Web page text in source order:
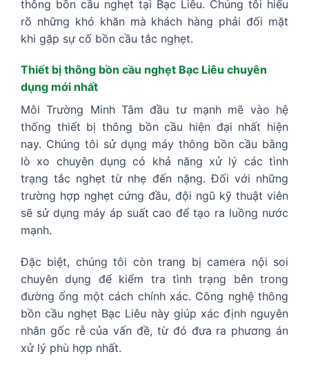
thông bồn cầu nghẹt tại Bạc Liêu. Chúng tôi hiểu
rõ những khó khăn mà khách hàng phải đối mặt
khi gặp sự cố bồn cầu tắc nghẹt.
Thiết bị thông bồn cầu nghẹt Bạc Liêu chuyên
dụng mới nhất
Môi Trường Minh Tâm đầu tư mạnh mẽ vào hệ
thống thiết bị thông bồn cầu hiện đại nhất hiện
nay. Chúng tôi sử dụng máy thông bồn cầu bằng
lò xo chuyên dụng có khả năng xử lý các tình
trạng tắc nghẹt từ nhẹ đến nặng. Đối với những
trường hợp nghẹt cứng đầu, đội ngũ kỹ thuật viên
sẽ sử dụng máy áp suất cao để tạo ra luồng nước
mạnh.
Đặc biệt, chúng tôi còn trang bị camera nội soi
chuyên dụng để kiểm tra tình trạng bên trong
đường ống một cách chính xác. Công nghệ thông
bồn cầu nghẹt Bạc Liêu này giúp xác định nguyên
nhân gốc rễ của vấn đề, từ đó đưa ra phương án
xử lý phù hợp nhất.